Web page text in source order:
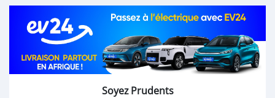
Soyez Prudents